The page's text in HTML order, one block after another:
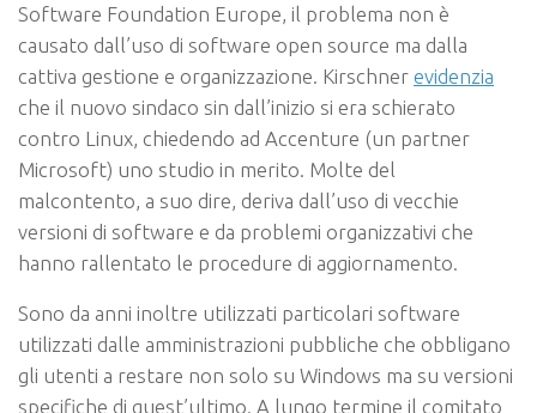
Software Foundation Europe, il problema non è
causato dall’uso di software open source ma dalla
cattiva gestione e organizzazione. Kirschner evidenzia
che il nuovo sindaco sin dall’inizio si era schierato
contro Linux, chiedendo ad Accenture (un partner
Microsoft) uno studio in merito. Molte del
malcontento, a suo dire, deriva dall’uso di vecchie
versioni di software e da problemi organizzativi che
hanno rallentato le procedure di aggiornamento.
Sono da anni inoltre utilizzati particolari software
utilizzati dalle amministrazioni pubbliche che obbligano
gli utenti a restare non solo su Windows ma su versioni
specifiche di quest’ultimo. A lungo termine il comitato